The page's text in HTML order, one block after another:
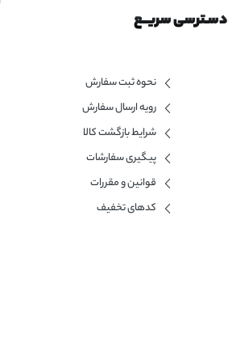
دسـترسی سریــع
نحوه ثبت سفارش
رویه ارسال سفارش
شرایط بازگشت کالا
پیگیری سفارشات
قوانین و مقررات
کدهای تخفیف